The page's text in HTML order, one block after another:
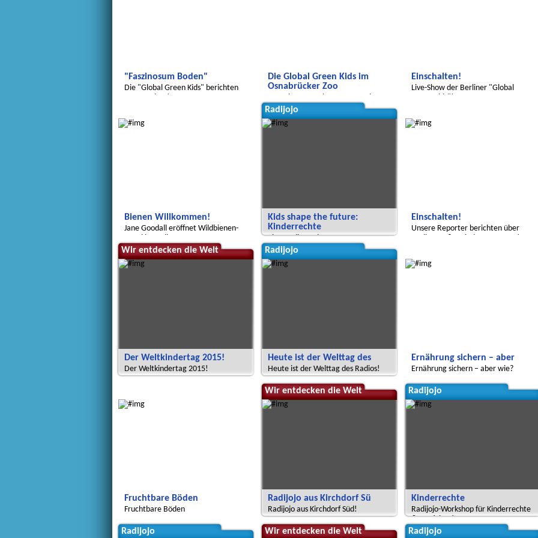
"Faszinosum Boden"
Die "Global Green Kids" berichten
Die Global Green Kids im
Osnabrücker Zoo
Einschalten!
Live-Show der Berliner "Global
Bienen Willkommen!
Jane Goodall eröffnet Wildbienen-
Radijojo
Kids shape the future:
Kinderrechte
Eine Radiosendung zu
Kinderrechten, Europa und Indien
Einschalten!
Unsere Reporter berichten über
Wir entdecken die Welt
Der Weltkindertag 2015!
Der Weltkindertag 2015!
Radijojo
Heute ist der Welttag des
Heute ist der Welttag des Radios!
Ernährung sichern – aber
Ernährung sichern – aber wie?
Fruchtbare Böden
Fruchtbare Böden
Wir entdecken die Welt
Radijojo aus Kirchdorf Sü
Radijojo aus Kirchdorf Süd!
Radijojo
Kinderrechte
Radijojo-Workshop für Kinderrechte
& Partizipation
Radijojo Wir entdecken die Welt Radijojo